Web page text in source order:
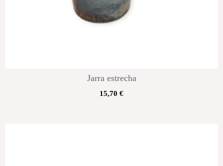
Jarra estrecha
15,70 €